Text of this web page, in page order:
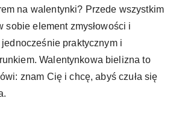
na walentynki? Przede wszystkim
sobie element zmysłowości i
praktycznym i
Walentynkowa bielizna to
znam Cię i chcę, abyś czuła się